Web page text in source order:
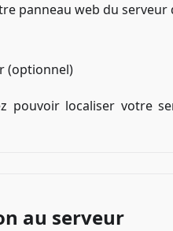
panneau web du
(optionnel)
pouvoir localiser votre
au serveur